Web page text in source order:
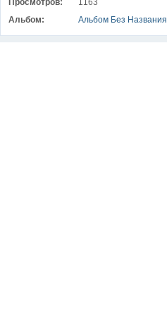
Просмотров:
1163
Альбом:
Альбом Без Названия